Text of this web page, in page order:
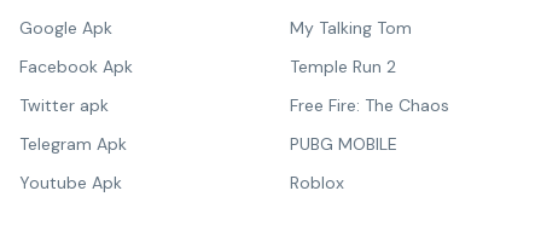
Google Apk
Facebook Apk
Twitter apk
Telegram Apk
Youtube Apk
My Talking Tom
Temple Run 2
Free Fire: The Chaos
PUBG MOBILE
Roblox